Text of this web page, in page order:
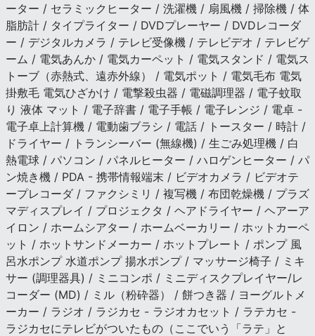
ーター / セラミックヒーター / 洗濯機 / 扇風機 / 掃除機 / 体
脂肪計 / タイプライター / DVDプレーヤー / DVDレコーダ
ー / デジタルカメラ / テレビ受像機 / テレビデオ / テレビゲ
ーム / 電気あんか / 電気カーペット / 電気スタンド / 電気ス
トーブ（赤熱式、遠赤外線） / 電気ポット / 電気毛布 電気
掛敷毛 電気ひざかけ / 電撃殺虫器 / 電磁調理器 / 電子蚊取
り 液体 マット / 電子辞書 / 電子手帳 / 電子レンジ / 電卓 -
電子卓上計算機 / 電動歯ブラシ / 電話 / トースター / 時計 /
ドライヤー / トランシーバー (無線機) / 生ごみ処理機 / 白
熱電球 / パソコン / パネルヒーター / ハロゲンヒーター / パ
ン焼き機 / PDA - 携帯情報端末 / ビデオカメラ / ビデオテ
ープレコーダ / ファクシミリ / 複写機 / 布団乾燥機 / プラズ
マディスプレイ / プロジェクタ / ヘアドライヤー / ヘアーア
イロン / ホームシアター / ホームベーカリー / ホットカーペ
ット / ホットサンドメーカー / ホットプレート / ポンプ 風
呂水ポンプ 水道ポンプ 揚水ポンプ / マッサージ椅子 / ミキ
サー (調理器具) / ミニコンポ / ミニディスクプレイヤー/レ
コーダー (MD) / ミル（粉砕器） / 餅つき器 / ヨーグルトメ
ーカー / ラジオ / ラジカセ - ラジオカセット / ラテカセ -
ラジカセにテレビがついたもの（ここでいう「ラテ」と